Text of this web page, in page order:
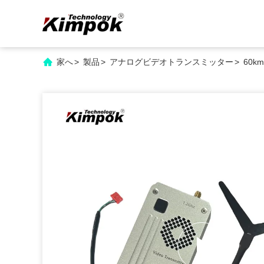
家へ> 製品> アナログビデオトランスミッター>